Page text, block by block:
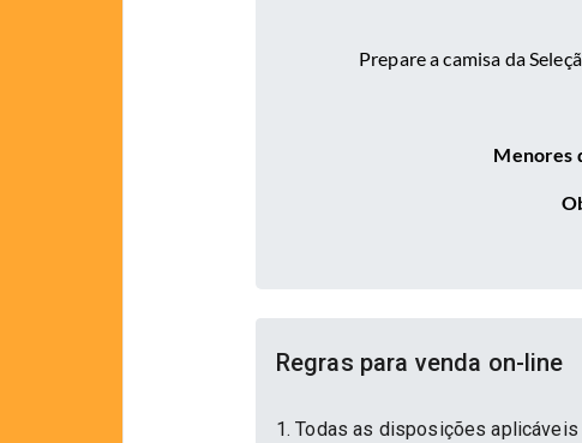
Prepare a camisa da
Menores
Regras para venda on-line
1. Todas as disposições